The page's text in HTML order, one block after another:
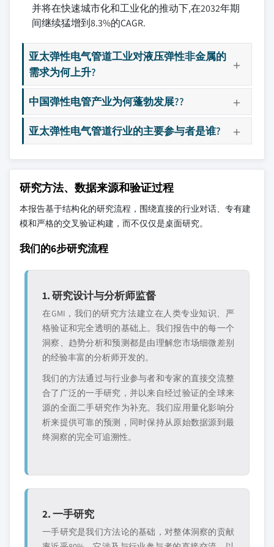
并将在快速城市化和工业化的推动下,在2032年期
间继续猛增到8.3%的CAGR.
亚太弹性电气管道工业对液压弹性非金属的
需求为何上升?
中国弹性电管产业为何蓬勃发展??
亚太弹性电气管道行业的主要参与者是谁?
研究方法、数据来源和验证过程
本报告基于结构化的研究流程，围绕直接的行业对话、专有建
模和严格的交叉验证构建，而不仅仅是桌面研究。
我们的6步研究流程
1. 研究设计与分析师监督
在GMI，我们的研究方法建立在人类专业知识、严
格验证和完全透明的基础上。我们报告中的每一个
洞察、趋势分析和预测都是由理解您市场细微差别
的经验丰富的分析师开发的。
我们的方法通过与行业参与者和专家的直接交流整
合了广泛的一手研究，并以来自经过验证的全球来
源的全面二手研究作为补充。我们应用量化影响分
析来提供可靠的预测，同时保持从原始数据源到最
终洞察的完全可追溯性。
2. 一手研究
一手研究是我们方法论的基础，对整体洞察的贡献